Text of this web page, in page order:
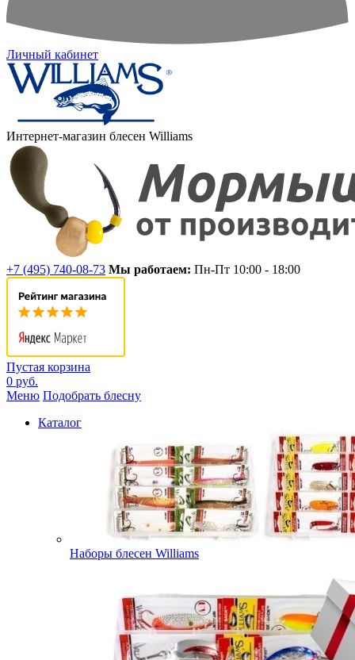
Личный кабинет
Интернет-магазин блесен Williams
+7 (495) 740-08-73 Мы работаем: Пн-Пт 10:00 - 18:00
Пустая корзина
0 руб.
Меню Подобрать блесну
Каталог
Наборы блесен Williams